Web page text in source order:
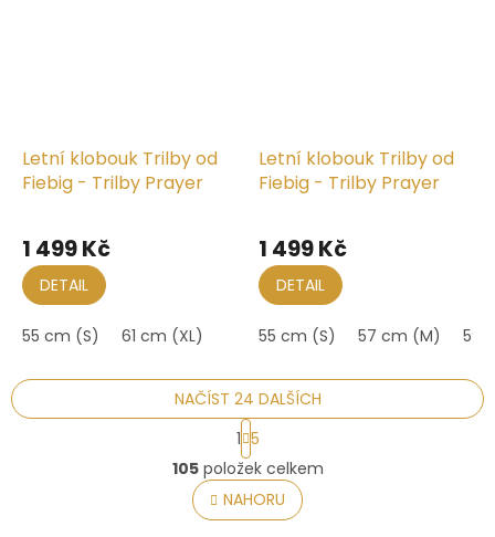
Letní klobouk Trilby od
Fiebig - Trilby Prayer
1 499 Kč
DETAIL
55 cm (S) 61 cm (XL)
Letní klobouk Trilby od
Fiebig - Trilby Prayer
1 499 Kč
DETAIL
55 cm (S) 57 cm (M) 59
O
v
l
á
NAČÍST 24 DALŠÍCH
S
t
r
á
n
k
1 5
105položek celkem
NAHORU